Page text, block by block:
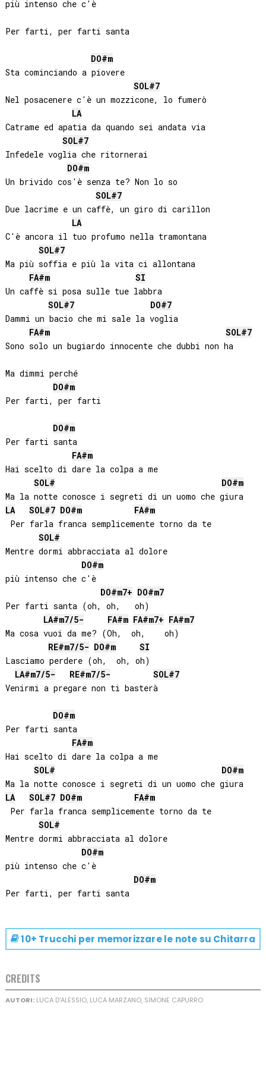
più intenso che c'è
Per farti, per farti santa
DO#m
Sta cominciando a pioverе
SOL#7
Nel posacenere c'è un mozzicone, lo fumerò
LA
Catrame ed apatia da quando sei andata via
SOL#7
Infedele voglia che ritornerai
DO#m
Un brivido cos'è senza te? Non lo so
SOL#7
Due lacrime e un caffè, un giro di carillon
LA
C'è ancora il tuo profumo nella tramontana
SOL#7
Ma più soffia e più la vita ci allontana
FA#m
SI
Un caffè si posa sulle tue labbra
SOL#7 DO#7
Dammi un bacio che mi sale la voglia
FA#m SOL#7
Sono solo un bugiardo innocente che dubbi non ha
Ma dimmi perché
DO#m
Per farti, per farti
DO#m
Per farti santa
FA#m
Hai scelto di dare la colpa a me
SOL#
DO#m
Ma la notte conosce i segreti di un uomo che giura
LA
SOL#7 DO#m FA#m
Per farla franca semplicemente torno da te
SOL#
Mentre dormi abbracciata al dolore
DO#m
più intenso che c'è
DO#m7+ DO#m7
Per farti santa (oh, oh,   oh)
LA#m7/5- FA#m FA#m7+ FA#m7
Ma cosa vuoi da me? (Oh,  oh,    oh)
RE#m7/5- DO#m
SI
Lasciamo perdere (oh,  oh, oh)
LA#m7/5- RE#m7/5- SOL#7
Venirmi a pregare non ti basterà
DO#m
Per farti santa
FA#m
Hai scelto di dare la colpa a me
SOL#
DO#m
Ma la notte conosce i segreti di un uomo che giura
LA
SOL#7 DO#m FA#m
Per farla franca semplicemente torno da te
SOL#
Mentre dormi abbracciata al dolore
DO#m
più intenso che c'è
DO#m
Per farti, per farti santa
10+ Trucchi per memorizzare le note su Chitarra
CREDITS
AUTORI:LUCA D'ALESSIO, LUCA MARZANO, SIMONE CAPURRO